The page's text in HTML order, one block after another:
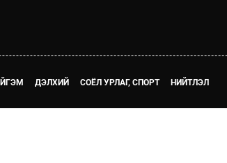
ДЭЛХИЙ СОЁЛ УРЛАГ, СПОРТ НИЙТЛЭЛ